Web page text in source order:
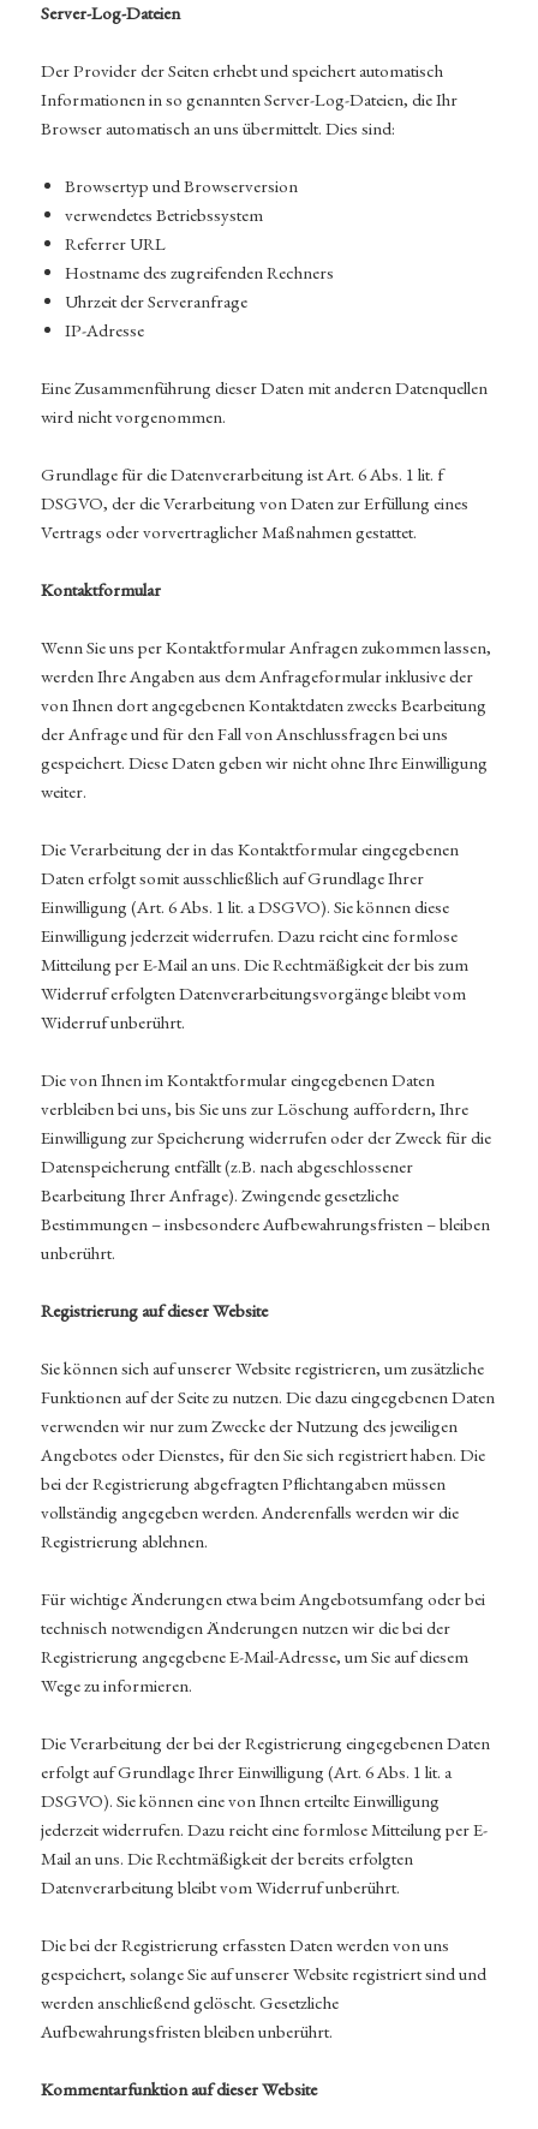
Server-Log-Dateien
Der Provider der Seiten erhebt und speichert automatisch
Informationen in so genannten Server-Log-Dateien, die Ihr
Browser automatisch an uns übermittelt. Dies sind:
Browsertyp und Browserversion
verwendetes Betriebssystem
Referrer URL
Hostname des zugreifenden Rechners
Uhrzeit der Serveranfrage
IP-Adresse
Eine Zusammenführung dieser Daten mit anderen Datenquellen
wird nicht vorgenommen.
Grundlage für die Datenverarbeitung ist Art. 6 Abs. 1 lit. f
DSGVO, der die Verarbeitung von Daten zur Erfüllung eines
Vertrags oder vorvertraglicher Maßnahmen gestattet.
Kontaktformular
Wenn Sie uns per Kontaktformular Anfragen zukommen lassen,
werden Ihre Angaben aus dem Anfrageformular inklusive der
von Ihnen dort angegebenen Kontaktdaten zwecks Bearbeitung
der Anfrage und für den Fall von Anschlussfragen bei uns
gespeichert. Diese Daten geben wir nicht ohne Ihre Einwilligung
weiter.
Die Verarbeitung der in das Kontaktformular eingegebenen
Daten erfolgt somit ausschließlich auf Grundlage Ihrer
Einwilligung (Art. 6 Abs. 1 lit. a DSGVO). Sie können diese
Einwilligung jederzeit widerrufen. Dazu reicht eine formlose
Mitteilung per E-Mail an uns. Die Rechtmäßigkeit der bis zum
Widerruf erfolgten Datenverarbeitungsvorgänge bleibt vom
Widerruf unberührt.
Die von Ihnen im Kontaktformular eingegebenen Daten
verbleiben bei uns, bis Sie uns zur Löschung auffordern, Ihre
Einwilligung zur Speicherung widerrufen oder der Zweck für die
Datenspeicherung entfällt (z.B. nach abgeschlossener
Bearbeitung Ihrer Anfrage). Zwingende gesetzliche
Bestimmungen – insbesondere Aufbewahrungsfristen – bleiben
unberührt.
Registrierung auf dieser Website
Sie können sich auf unserer Website registrieren, um zusätzliche
Funktionen auf der Seite zu nutzen. Die dazu eingegebenen Daten
verwenden wir nur zum Zwecke der Nutzung des jeweiligen
Angebotes oder Dienstes, für den Sie sich registriert haben. Die
bei der Registrierung abgefragten Pflichtangaben müssen
vollständig angegeben werden. Anderenfalls werden wir die
Registrierung ablehnen.
Für wichtige Änderungen etwa beim Angebotsumfang oder bei
technisch notwendigen Änderungen nutzen wir die bei der
Registrierung angegebene E-Mail-Adresse, um Sie auf diesem
Wege zu informieren.
Die Verarbeitung der bei der Registrierung eingegebenen Daten
erfolgt auf Grundlage Ihrer Einwilligung (Art. 6 Abs. 1 lit. a
DSGVO). Sie können eine von Ihnen erteilte Einwilligung
jederzeit widerrufen. Dazu reicht eine formlose Mitteilung per E-
Mail an uns. Die Rechtmäßigkeit der bereits erfolgten
Datenverarbeitung bleibt vom Widerruf unberührt.
Die bei der Registrierung erfassten Daten werden von uns
gespeichert, solange Sie auf unserer Website registriert sind und
werden anschließend gelöscht. Gesetzliche
Aufbewahrungsfristen bleiben unberührt.
Kommentarfunktion auf dieser Website